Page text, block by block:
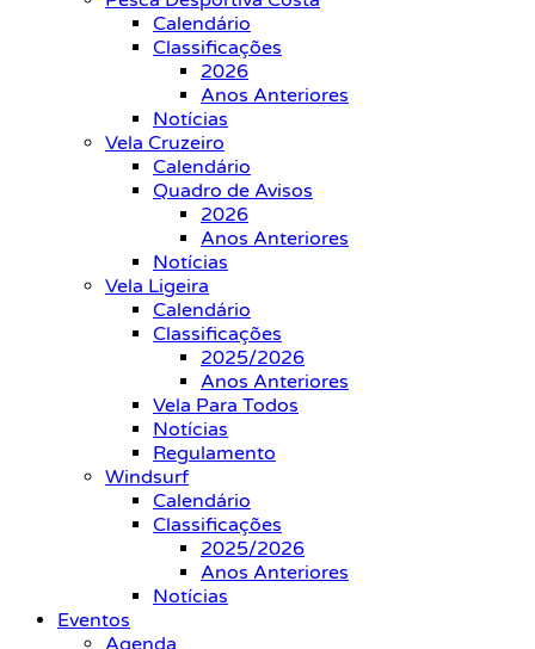
Calendário
Classificações
2026
Anos Anteriores
Notícias
Vela Cruzeiro
Calendário
Quadro de Avisos
2026
Anos Anteriores
Notícias
Vela Ligeira
Calendário
Classificações
2025/2026
Anos Anteriores
Vela Para Todos
Notícias
Regulamento
Windsurf
Calendário
Classificações
2025/2026
Anos Anteriores
Notícias
Eventos
Agenda